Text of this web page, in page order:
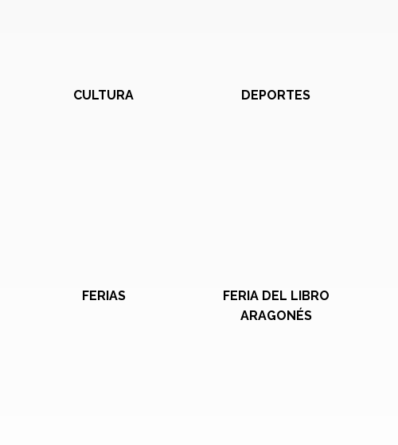
CULTURA DEPORTES
FERIAS
FERIA DEL LIBRO
ARAGONÉS